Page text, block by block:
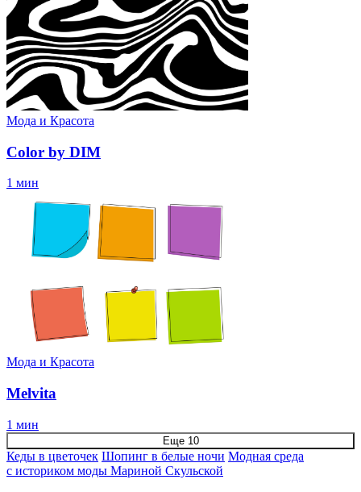
Мода и Красота
Color by DIM
1 мин
Мода и Красота
Melvita
1 мин
Еще 10
Кеды в цветочек Шопинг в белые ночи Модная среда
с историком моды Мариной Скульской